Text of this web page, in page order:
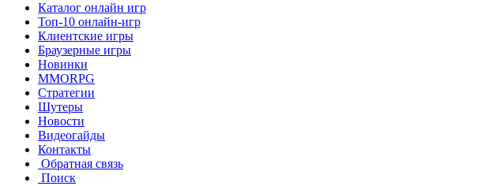
Каталог онлайн игр
Топ-10 онлайн-игр
Клиентские игры
Браузерные игры
Новинки
MMORPG
Стратегии
Шутеры
Новости
Видеогайды
Контакты
Обратная связь
Поиск